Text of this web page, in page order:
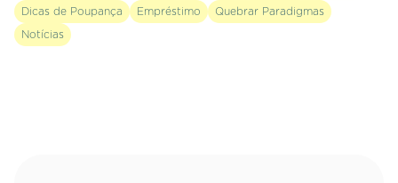
Dicas de Poupança Empréstimo Quebrar Paradigmas
Notícias